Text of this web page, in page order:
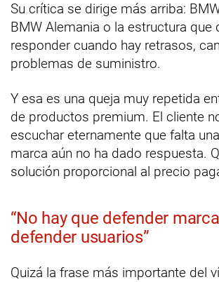
Su crítica se dirige más arriba:
BMW Alemania o la estructura que
responder cuando hay retrasos,
problemas de suministro.
Y esa es una queja muy repetida
de productos premium. El cliente
escuchar eternamente que falta
marca aún no ha dado respuesta.
solución proporcional al precio
“No hay que defender
defender usuarios”
Quizá la frase más importante del